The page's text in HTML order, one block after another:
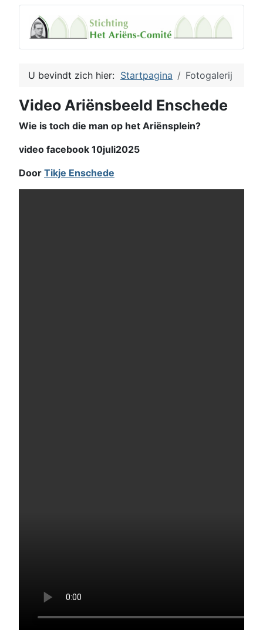
U bevindt zich hier: Startpagina Fotogalerij
Video Ariënsbeeld Enschede
Wie is toch die man op het Ariënsplein?
video facebook 10juli2025
Door Tikje Enschede